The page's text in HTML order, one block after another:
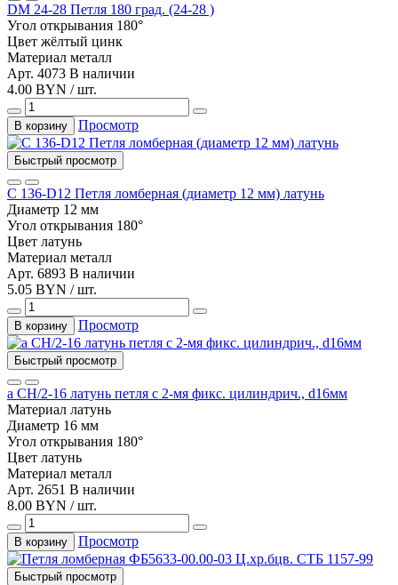
DM 24-28 Петля 180 град. (24-28 )
Угол открывания 180°
Цвет жёлтый цинк
Материал металл
Арт. 4073 В наличии
4.00 BYN / шт.
В корзину Просмотр
Быстрый просмотр
С 136-D12 Петля ломберная (диаметр 12 мм) латунь
Диаметр 12 мм
Угол открывания 180°
Цвет латунь
Материал металл
Арт. 6893 В наличии
5.05 BYN / шт.
В корзину Просмотр
Быстрый просмотр
а CH/2-16 латунь петля с 2-мя фикс. цилиндрич., d16мм
Материал латунь
Диаметр 16 мм
Угол открывания 180°
Цвет латунь
Материал металл
Арт. 2651 В наличии
8.00 BYN / шт.
В корзину Просмотр
Быстрый просмотр